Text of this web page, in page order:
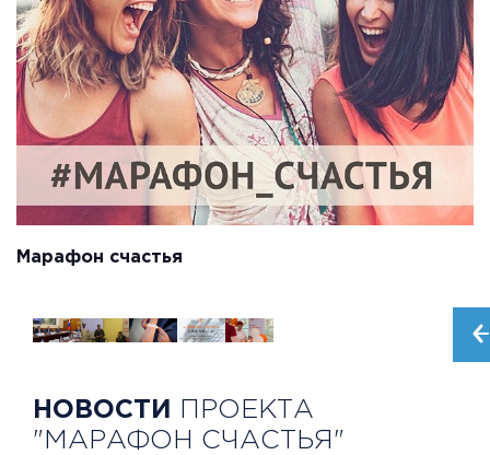
Марафон счастья
НОВОСТИ
ПРОЕКТА
"МАРАФОН СЧАСТЬЯ"